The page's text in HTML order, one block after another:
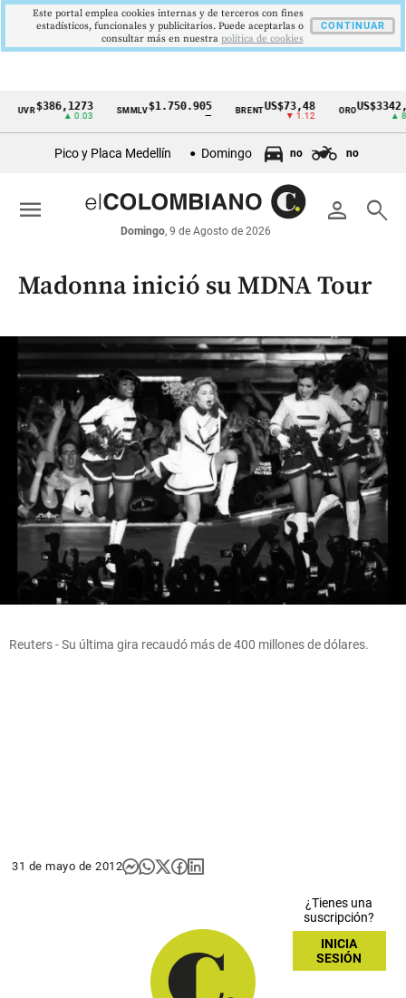
Cintillo
económicos
Colombia
▲ 0.03
SMMLV $1.750.905 BRENT US$73,48
▼ 1.12
OROUS$3342,60
▲ 8.20
Pico y Placa Medellín Domingo no no
person search
Domingo, 9 de Agosto de 2026
menu
Madonna inició su MDNA Tour
Reuters - Su última gira recaudó más de 400 millones de dólares.
31 de mayo de 2012
¿Tienes una
suscripción?
INICIA
SESIÓN
Este portal emplea cookies internas y de terceros con fines
estadísticos, funcionales y publicitarios. Puede aceptarlas o
consultar más en nuestra politica de cookies
CONTINUAR